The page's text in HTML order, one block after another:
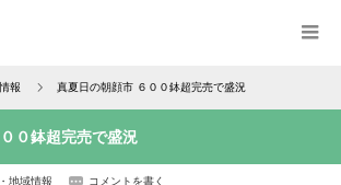
報 真夏日の朝顔市 ６００鉢超完売で盛況
０鉢超完売で盛況
地域情報 コメントを書く